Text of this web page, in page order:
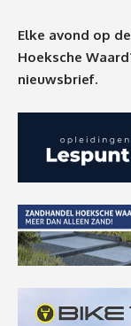
Elke avond op
Hoeksche
nieuwsbrief.